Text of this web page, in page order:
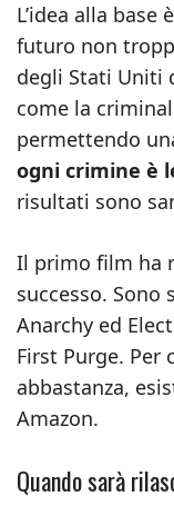
L’idea alla
futuro non
degli Stati Uniti
come la
permettendo
ogni crimine è
risultati sono
Il primo film ha
successo. Sono
Anarchy ed
First Purge. Per
abbastanza,
Amazon.
Quando sarà